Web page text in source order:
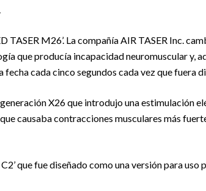
TASER M26’. La compañía AIR TASER Inc.
que producía incapacidad neuromuscular y,
cada cinco segundos cada vez que fuera
X26 que introdujo una estimulación
causaba contracciones musculares más
que fue diseñado como una versión para uso